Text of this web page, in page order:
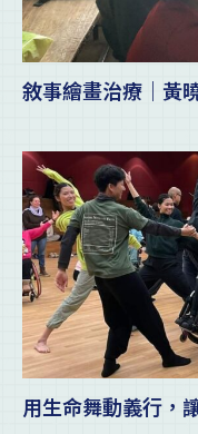
敘事繪畫治療｜黃
用生命舞動義行，